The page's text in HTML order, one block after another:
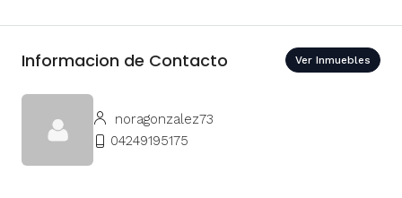
Informacion de Contacto Ver Inmuebles
noragonzalez73
04249195175